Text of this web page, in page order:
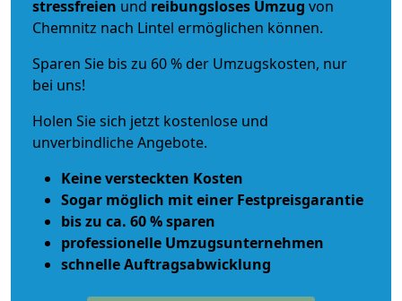
stressfreien und reibungsloses Umzug von
Chemnitz nach Lintel ermöglichen können.
Sparen Sie bis zu 60 % der Umzugskosten, nur
bei uns!
Holen Sie sich jetzt kostenlose und
unverbindliche Angebote.
Keine versteckten Kosten
Sogar möglich mit einer Festpreisgarantie
bis zu ca. 60 % sparen
professionelle Umzugsunternehmen
schnelle Auftragsabwicklung